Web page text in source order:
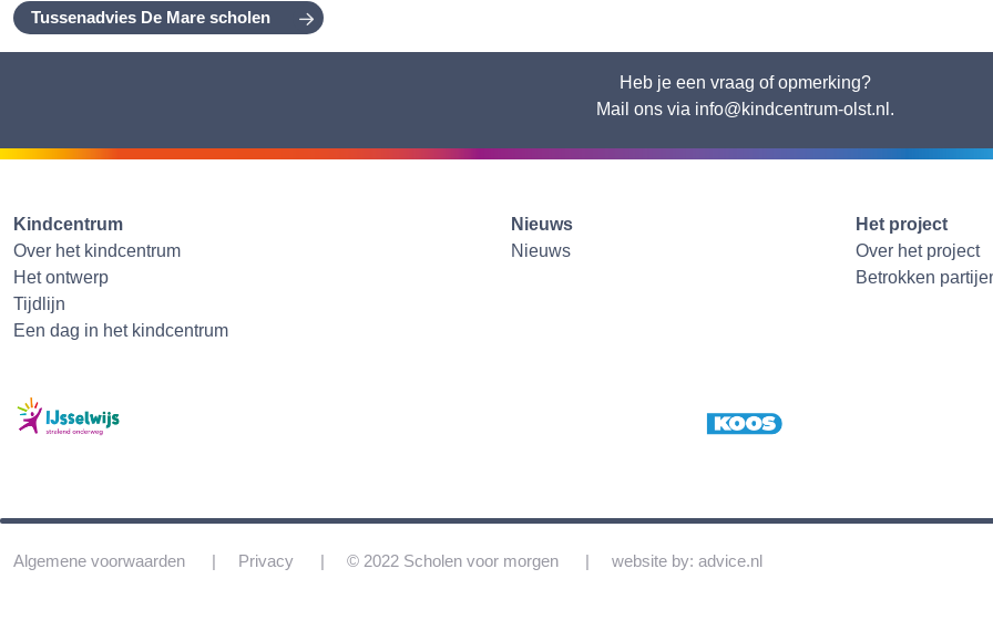
Tussenadvies De Mare scholen
Heb je een vraag of opmerking?
Mail ons via info@kindcentrum-olst.nl.
Kindcentrum
Over het kindcentrum
Het ontwerp
Tijdlijn
Een dag in het kindcentrum
Nieuws
Nieuws
Het project
Over het project
Betrokken
Algemene voorwaarden Privacy © 2022 Scholen voor morgen website by: advice.nl